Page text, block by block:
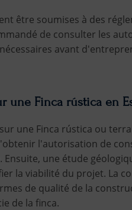
être soumises à des
de consulter les
avant
une Finca rústica en
une Finca rústica ou
l'autorisation de
une étude
la viabilité du projet. La
de qualité de la
de la finca.